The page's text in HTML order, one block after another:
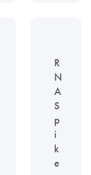
R
N
A
S
p
i
k
e